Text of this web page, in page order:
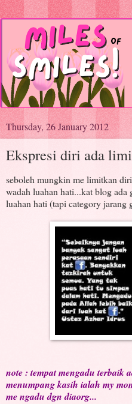
Thursday, 26 January 2012
Ekspresi diri ada
seboleh mungkin me limitkan
wadah luahan hati...kat blog
luahan hati (tapi category jarang
note : tempat mengadu terbaik
menumpang kasih ialah my
me ngadu dgn diaorg...